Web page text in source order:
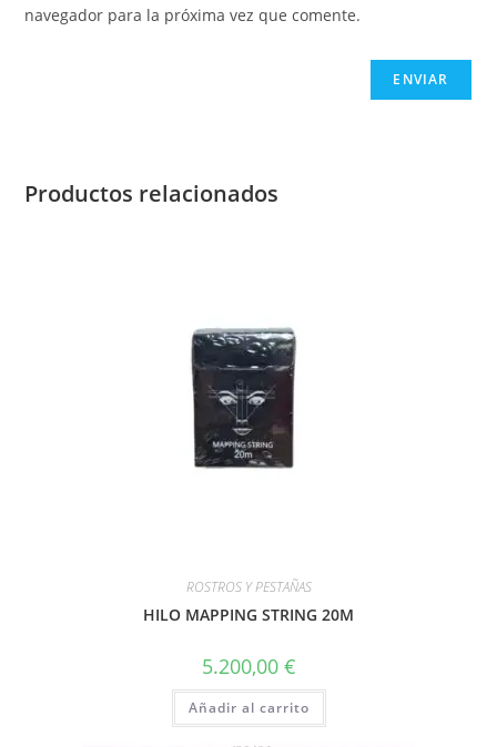
navegador para la próxima vez que comente.
Productos relacionados
ROSTROS Y PESTAÑAS
HILO MAPPING STRING 20M
5.200,00 €
Añadir al carrito